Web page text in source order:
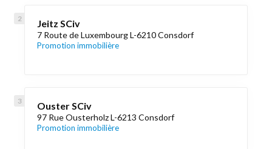
Jeitz SCiv
7 Route de Luxembourg L-6210 Consdorf
Promotion immobilière
Ouster SCiv
97 Rue Ousterholz L-6213 Consdorf
Promotion immobilière